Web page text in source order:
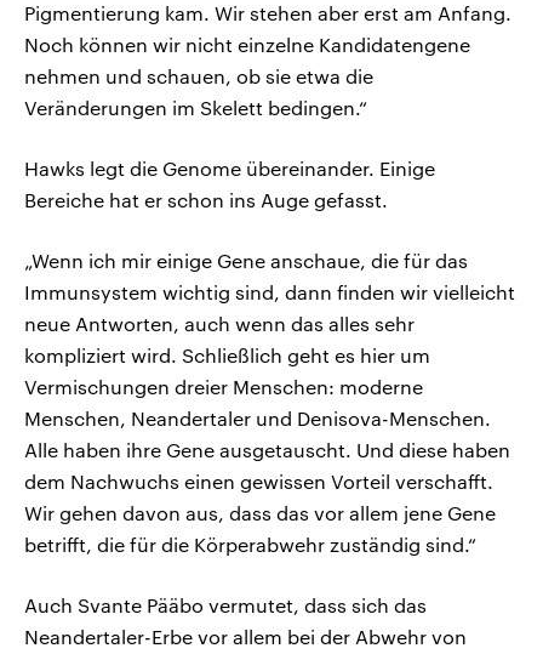
Pigmentierung kam. Wir stehen aber erst am Anfang.
Noch können wir nicht einzelne Kandidatengene
nehmen und schauen, ob sie etwa die
Veränderungen im Skelett bedingen.“
Hawks legt die Genome übereinander. Einige
Bereiche hat er schon ins Auge gefasst.
„Wenn ich mir einige Gene anschaue, die für das
Immunsystem wichtig sind, dann finden wir vielleicht
neue Antworten, auch wenn das alles sehr
kompliziert wird. Schließlich geht es hier um
Vermischungen dreier Menschen: moderne
Menschen, Neandertaler und Denisova-Menschen.
Alle haben ihre Gene ausgetauscht. Und diese haben
dem Nachwuchs einen gewissen Vorteil verschafft.
Wir gehen davon aus, dass das vor allem jene Gene
betrifft, die für die Körperabwehr zuständig sind.“
Auch Svante Pääbo vermutet, dass sich das
Neandertaler-Erbe vor allem bei der Abwehr von